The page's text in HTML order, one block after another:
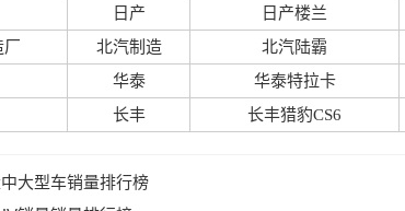
日产
日产楼兰
厂
北汽制造 北汽陆霸
华泰
华泰特拉卡
长丰
长丰猎豹CS6
大型车销量排行榜